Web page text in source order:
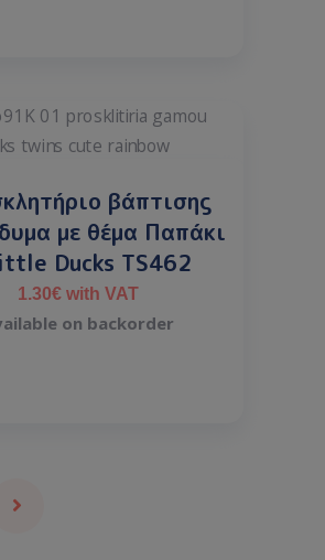
βάπτισης
με θέμα Παπάκι
Ducks TS462
1.30€ with VAT
on backorder